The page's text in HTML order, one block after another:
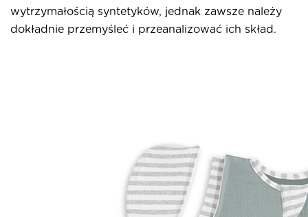
wytrzymałością syntetyków, jednak zawsze należy
dokładnie przemyśleć i przeanalizować ich skład.